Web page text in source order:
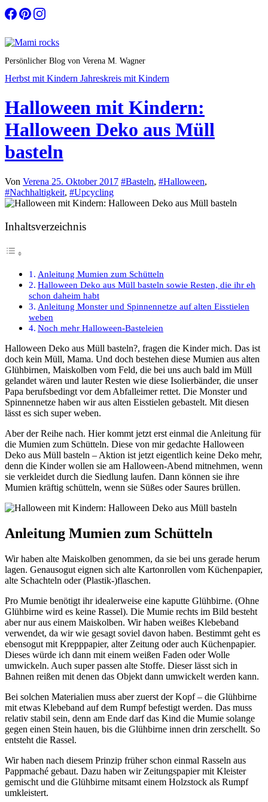
Zum
Inhalt
Persönlicher Blog von Verena M. Wagner
Herbst mit Kindern Jahreskreis mit Kindern
Halloween mit Kindern:
Halloween Deko aus Müll
basteln
Von Verena 25. Oktober 2017 #Basteln, #Halloween,
#Nachhaltigkeit, #Upcycling
Inhaltsverzeichnis
Anleitung Mumien zum Schütteln
Halloween Deko aus Müll basteln sowie Resten, die ihr eh
schon daheim habt
Anleitung Monster und Spinnennetze auf alten Eisstielen
weben
Noch mehr Halloween-Basteleien
Halloween Deko aus Müll basteln?, fragen die Kinder mich. Das ist
doch kein Müll, Mama. Und doch bestehen diese Mumien aus alten
Glühbirnen, Maiskolben vom Feld, die bei uns auch bald im Müll
gelandet wären und lauter Resten wie diese Isolierbänder, die unser
Papa berufsbedingt vor dem Abfalleimer rettet. Die Monster und
Spinnennetze haben wir aus alten Eisstielen gebastelt. Mit diesen
lässt es sich super weben.
Aber der Reihe nach. Hier kommt jetzt erst einmal die Anleitung für
die Mumien zum Schütteln. Diese von mir gedachte Halloween
Deko aus Müll basteln – Aktion ist jetzt eigentlich keine Deko mehr,
denn die Kinder wollen sie am Halloween-Abend mitnehmen, wenn
sie verkleidet durch die Siedlung laufen. Dann können sie ihre
Mumien kräftig schütteln, wenn sie Süßes oder Saures brüllen.
Anleitung Mumien zum Schütteln
Wir haben alte Maiskolben genommen, da sie bei uns gerade herum
lagen. Genausogut eignen sich alte Kartonrollen vom Küchenpapier,
alte Schachteln oder (Plastik-)flaschen.
Pro Mumie benötigt ihr idealerweise eine kaputte Glühbirne. (Ohne
Glühbirne wird es keine Rassel). Die Mumie rechts im Bild besteht
aber nur aus einem Maiskolben. Wir haben weißes Klebeband
verwendet, da wir wie gesagt soviel davon haben. Bestimmt geht es
ebensogut mit Krepppapier, alter Zeitung oder auch Küchenpapier.
Dieses würde ich dann mit einem weißen Faden oder Wolle
umwickeln. Auch super passen alte Stoffe. Dieser lässt sich in
Bahnen reißen mit denen das Objekt dann umwickelt werden kann.
Bei solchen Materialien muss aber zuerst der Kopf – die Glühbirne
mit etwas Klebeband auf dem Rumpf befestigt werden. Das muss
relativ stabil sein, denn am Ende darf das Kind die Mumie solange
gegen einen Stein hauen, bis die Glühbirne innen drin zerschellt. So
entsteht die Rassel.
Wir haben nach diesem Prinzip früher schon einmal Rasseln aus
Pappmaché gebaut. Dazu haben wir Zeitungspapier mit Kleister
gemischt und die Glühbirne mitsamt einem Holzstock als Rumpf
umkleistert.